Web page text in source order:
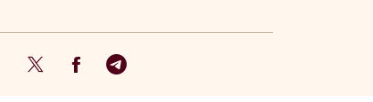
Twitter FacebookTelegram